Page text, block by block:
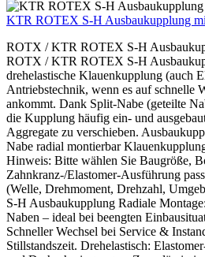
KTR ROTEX S-H Ausbaukupplung
ROTX / KTR ROTEX S-H
ROTX / KTR ROTEX S-H
drehelastische Klauenkupplung (auch
Antriebstechnik, wenn es auf schnelle
ankommt. Dank Split-Nabe (geteilte
die Kupplung häufig ein- und
Aggregate zu verschieben.
Nabe radial montierbar
Hinweis: Bitte wählen Sie Baugröße,
Zahnkranz-/Elastomer-Ausführung
(Welle, Drehmoment, Drehzahl,
S-H Ausbaukupplung Radiale
Naben – ideal bei beengten
Schneller Wechsel bei Service &
Stillstandszeit. Drehelastisch: